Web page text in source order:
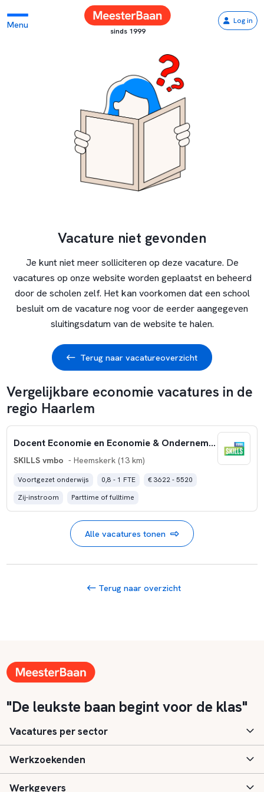
Menu
sinds 1999
Log in
Vacature niet gevonden
Je kunt niet meer solliciteren op deze vacature. De
vacatures op onze website worden geplaatst en beheerd
door de scholen zelf. Het kan voorkomen dat een school
besluit om de vacature nog voor de eerder aangegeven
sluitingsdatum van de website te halen.
Terug naar vacatureoverzicht
Vergelijkbare economie vacatures in de
regio Haarlem
Docent Economie en Economie & Ondernemen 0,8-1,0 fte
SKILLS vmbo - Heemskerk (13 km)
Voortgezet onderwijs 0,8 - 1 FTE
€ 3622 - 5520
Zij-instroom
Parttime of fulltime
Alle vacatures tonen
Terug naar overzicht
"De leukste baan begint voor de klas"
Vacatures per sector
Basisonderwijs
Speciaal (basis) onderwijs
Werkzoekenden
Aanmelden
Werkgevers